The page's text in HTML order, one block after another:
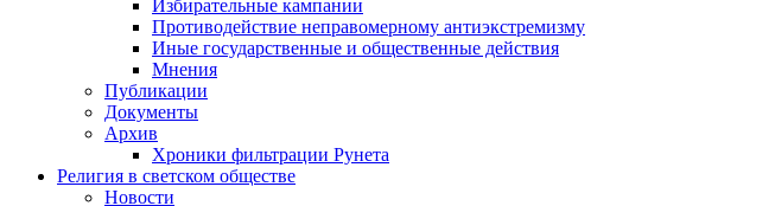
Избирательные кампании
Противодействие неправомерному антиэкстремизму
Иные государственные и общественные действия
Мнения
Публикации
Документы
Архив
Хроники фильтрации Рунета
Религия в светском обществе
Новости